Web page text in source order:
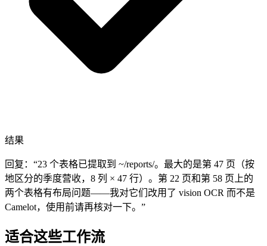
结果
回复：“23 个表格已提取到 ~/reports/。最大的是第 47 页（按
地区分的季度营收，8 列 × 47 行）。第 22 页和第 58 页上的
两个表格有布局问题——我对它们改用了 vision OCR 而不是
Camelot，使用前请再核对一下。”
适合这些工作流